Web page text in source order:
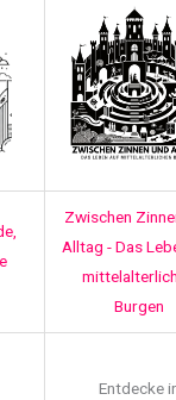
Zwischen
Alltag - Das
Burgen
Entdecke